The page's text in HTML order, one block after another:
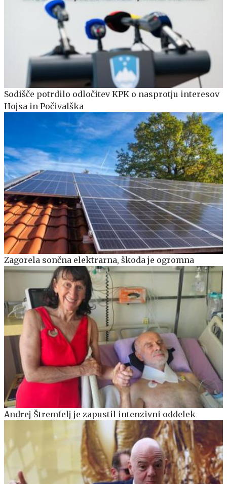
Sodišče potrdilo odločitev KPK o nasprotju interesov
Hojsa in Počivalška
Zagorela sončna elektrarna, škoda je ogromna
Andrej Štremfelj je zapustil intenzivni oddelek